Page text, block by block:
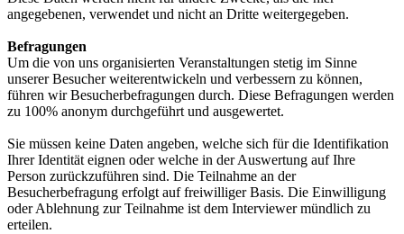
angegebenen, verwendet und nicht an Dritte weitergegeben.
Befragungen
Um die von uns organisierten Veranstaltungen stetig im Sinne
unserer Besucher weiterentwickeln und verbessern zu können,
führen wir Besucherbefragungen durch. Diese Befragungen werden
zu 100% anonym durchgeführt und ausgewertet.
Sie müssen keine Daten angeben, welche sich für die Identifikation
Ihrer Identität eignen oder welche in der Auswertung auf Ihre
Person zurückzuführen sind. Die Teilnahme an der
Besucherbefragung erfolgt auf freiwilliger Basis. Die Einwilligung
oder Ablehnung zur Teilnahme ist dem Interviewer mündlich zu
erteilen.